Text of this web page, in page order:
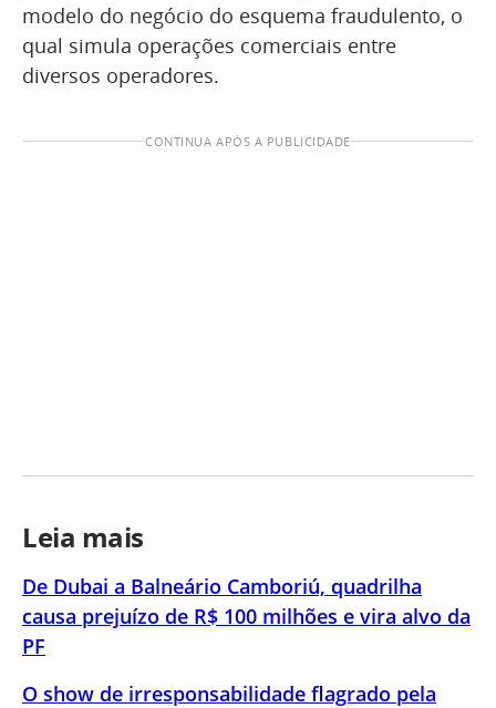
modelo do negócio do esquema fraudulento, o
qual simula operações comerciais entre
diversos operadores.
CONTINUA APÓS A PUBLICIDADE
Leia mais
De Dubai a Balneário Camboriú, quadrilha
causa prejuízo de R$ 100 milhões e vira alvo da
PF
O show de irresponsabilidade flagrado pela